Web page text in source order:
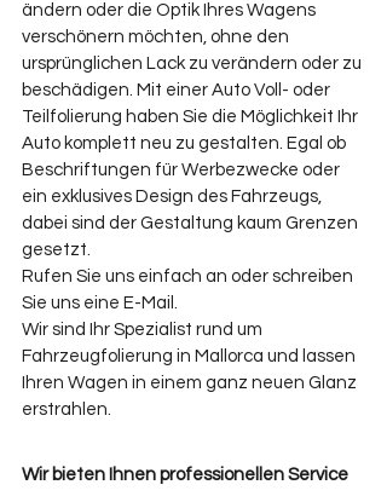
ändern oder die Optik Ihres Wagens
verschönern möchten, ohne den
ursprünglichen Lack zu verändern oder zu
beschädigen. Mit einer Auto Voll- oder
Teilfolierung haben Sie die Möglichkeit Ihr
Auto komplett neu zu gestalten. Egal ob
Beschriftungen für Werbezwecke oder
ein exklusives Design des Fahrzeugs,
dabei sind der Gestaltung kaum Grenzen
gesetzt.
Rufen Sie uns einfach an oder schreiben
Sie uns eine E-Mail.
Wir sind Ihr Spezialist rund um
Fahrzeugfolierung in Mallorca und lassen
Ihren Wagen in einem ganz neuen Glanz
erstrahlen.
Wir bieten Ihnen professionellen Service